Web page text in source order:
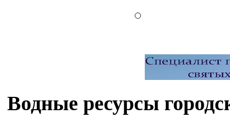
Водные ресурсы